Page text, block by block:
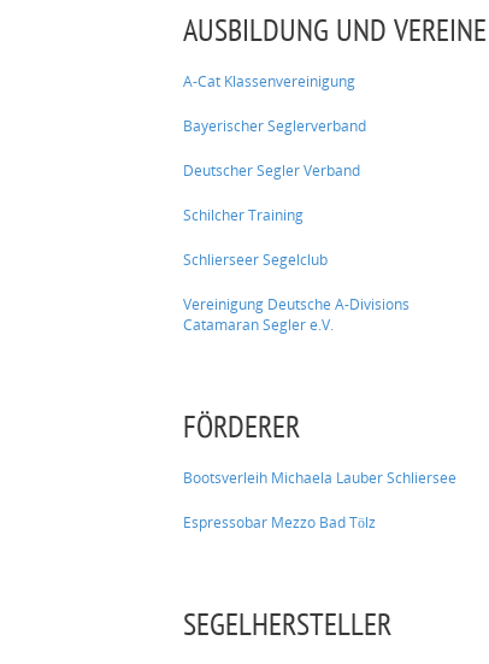
AUSBILDUNG UND VEREINE
A-Cat Klassenvereinigung
Bayerischer Seglerverband
Deutscher Segler Verband
Schilcher Training
Schlierseer Segelclub
Vereinigung Deutsche A-Divisions
Catamaran Segler e.V.
FÖRDERER
Bootsverleih Michaela Lauber Schliersee
Espressobar Mezzo Bad Tölz
SEGELHERSTELLER